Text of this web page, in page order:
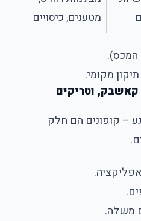
מטענים, כיסויים
המכס).
מקומי.
קאשבק, וטריקים
– קופונים הם חלק
משלה.